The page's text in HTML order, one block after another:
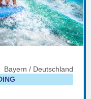
Bayern / Deutschland